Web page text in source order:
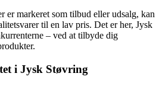
er markeret som tilbud eller udsalg, kan
til en lav pris. Det er her, Jysk
– ved at tilbyde dig
i Jysk Støvring